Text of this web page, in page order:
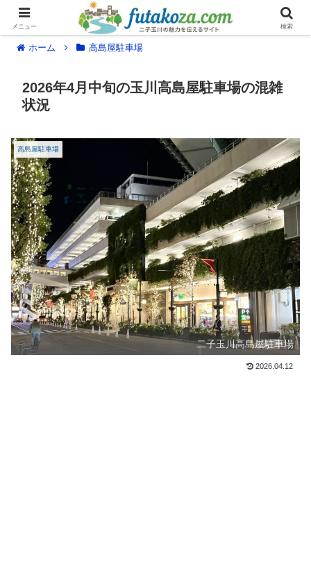
ホーム 高島屋駐車場
2026年4月中旬の玉川高島屋駐車場の混雑
状況
高島屋駐車場
二子玉川高島屋駐車場
2026.04.12
メニュー 検索